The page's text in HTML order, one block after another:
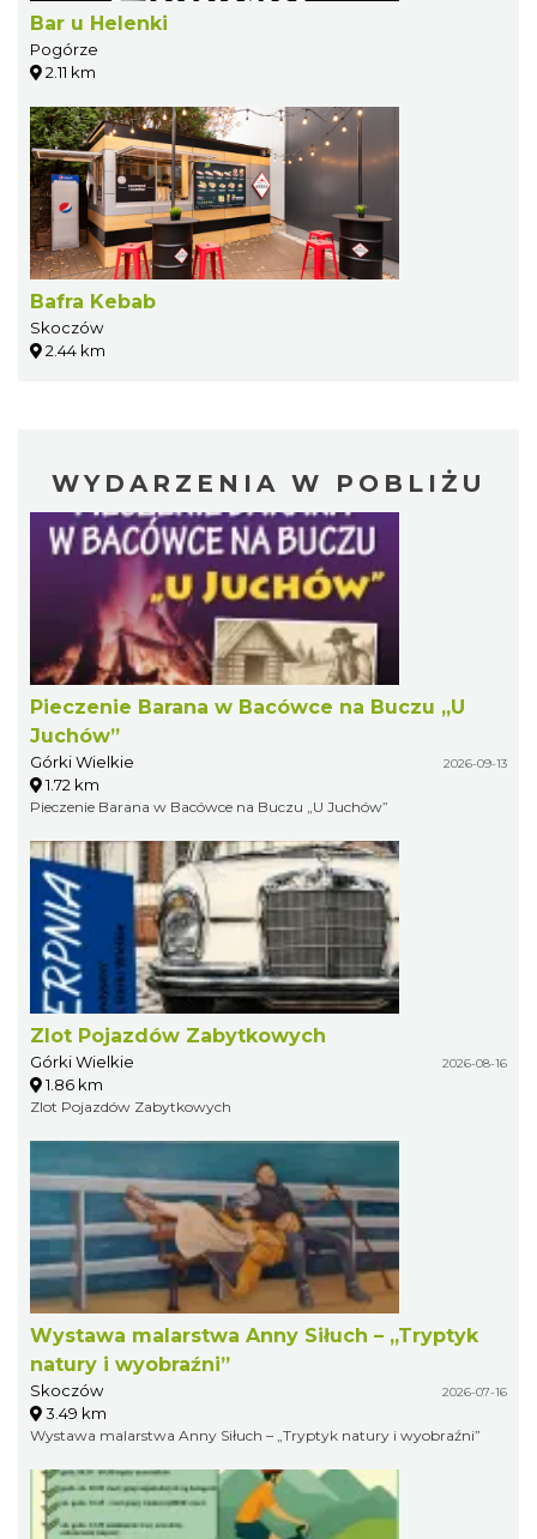
Bar u Helenki
Pogórze
2.11 km
Bafra Kebab
Skoczów
2.44 km
WYDARZENIA W POBLIŻU
Pieczenie Barana w Bacówce na Buczu „U
Juchów”
Górki Wielkie 2026-09-13
1.72 km
Pieczenie Barana w Bacówce na Buczu „U Juchów”
Zlot Pojazdów Zabytkowych
Górki Wielkie 2026-08-16
1.86 km
Zlot Pojazdów Zabytkowych
Wystawa malarstwa Anny Siłuch – „Tryptyk
natury i wyobraźni”
Skoczów 2026-07-16
3.49 km
Wystawa malarstwa Anny Siłuch – „Tryptyk natury i wyobraźni”